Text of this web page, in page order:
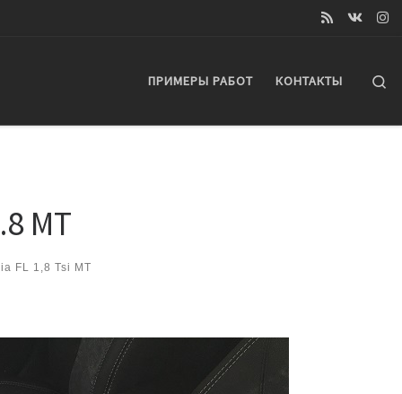
ПРИМЕРЫ РАБОТ КОНТАКТЫ
MT
FL 1,8 Tsi MT